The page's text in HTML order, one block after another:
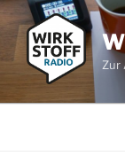
Zum
Inhalt
springen
Zur